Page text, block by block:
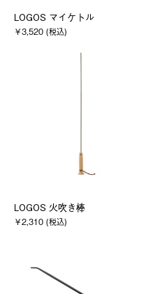
LOGOS マイケトル
￥3,520 (税込)
LOGOS 火吹き棒
￥2,310 (税込)